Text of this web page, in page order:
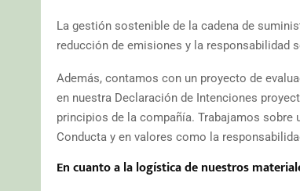
La gestión sostenible de la cadena de
reducción de emisiones y la responsabilidad
Además, contamos con un proyecto de
en nuestra Declaración de Intenciones
principios de la compañía. Trabajamos sobre
Conducta y en valores como la
En cuanto a la logística de nuestros